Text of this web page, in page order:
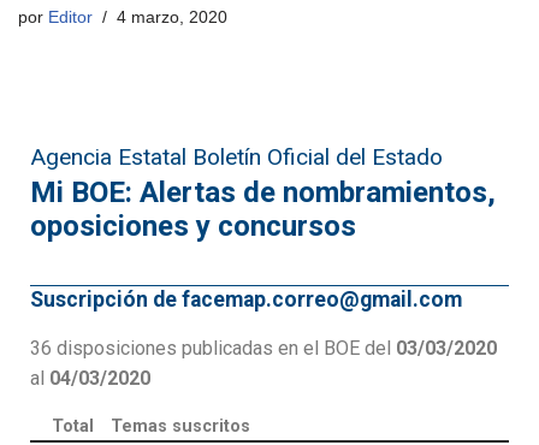
por Editor 4 marzo, 2020
Agencia Estatal Boletín Oficial del Estado
Mi BOE: Alertas de nombramientos,
oposiciones y concursos
Suscripción de facemap.correo@gmail.com
36 disposiciones publicadas en el BOE del 03/03/2020
al 04/03/2020
Total
Temas suscritos